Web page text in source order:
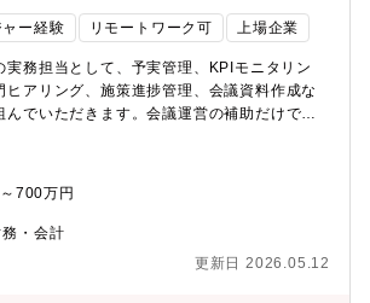
の5軸マシニングセンタをベースに、AIによ
理・部品発注・補正入力までを全自動化。
2030年までに250台販売を目指し、米国・イ
。【同社について】我々が目指しているゴー
まで、サプライチェーンの完全自動化です。
、さまざまな技術が必要になります。そのた
どラインナップを増やしていくための製品開
年企業、200年企業になっていくための経営
同社の技術やコア業務（ソフトウェア・開発
ー経験 リモートワーク可 上場企業
実務担当として、予実管理、KPIモニタリン
ヒアリング、施策進捗管理、会議資料作成な
んでいただきます。会議運営の補助だけでな
ただきます。事業理解と分析力、調整力を活
体の意思決定と改善を支える中核機能として
ります。【具体的には】■会議資料の作成、デ
リング■予実管理■経営会議の運営（スケジュ
理や資料作成に留まらず、事業課題の整
700万円
・会計
更新日 2026.05.12